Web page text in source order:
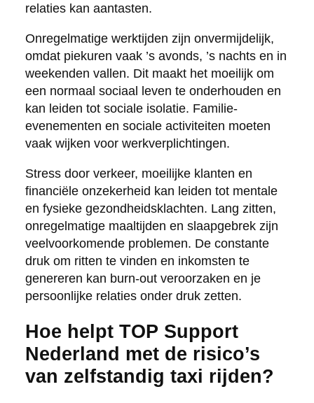
relaties kan aantasten.
Onregelmatige werktijden zijn onvermijdelijk,
omdat piekuren vaak ’s avonds, ’s nachts en in
weekenden vallen. Dit maakt het moeilijk om
een normaal sociaal leven te onderhouden en
kan leiden tot sociale isolatie. Familie-
evenementen en sociale activiteiten moeten
vaak wijken voor werkverplichtingen.
Stress door verkeer, moeilijke klanten en
financiële onzekerheid kan leiden tot mentale
en fysieke gezondheidsklachten. Lang zitten,
onregelmatige maaltijden en slaapgebrek zijn
veelvoorkomende problemen. De constante
druk om ritten te vinden en inkomsten te
genereren kan burn-out veroorzaken en je
persoonlijke relaties onder druk zetten.
Hoe helpt TOP Support
Nederland met de risico’s
van zelfstandig taxi rijden?